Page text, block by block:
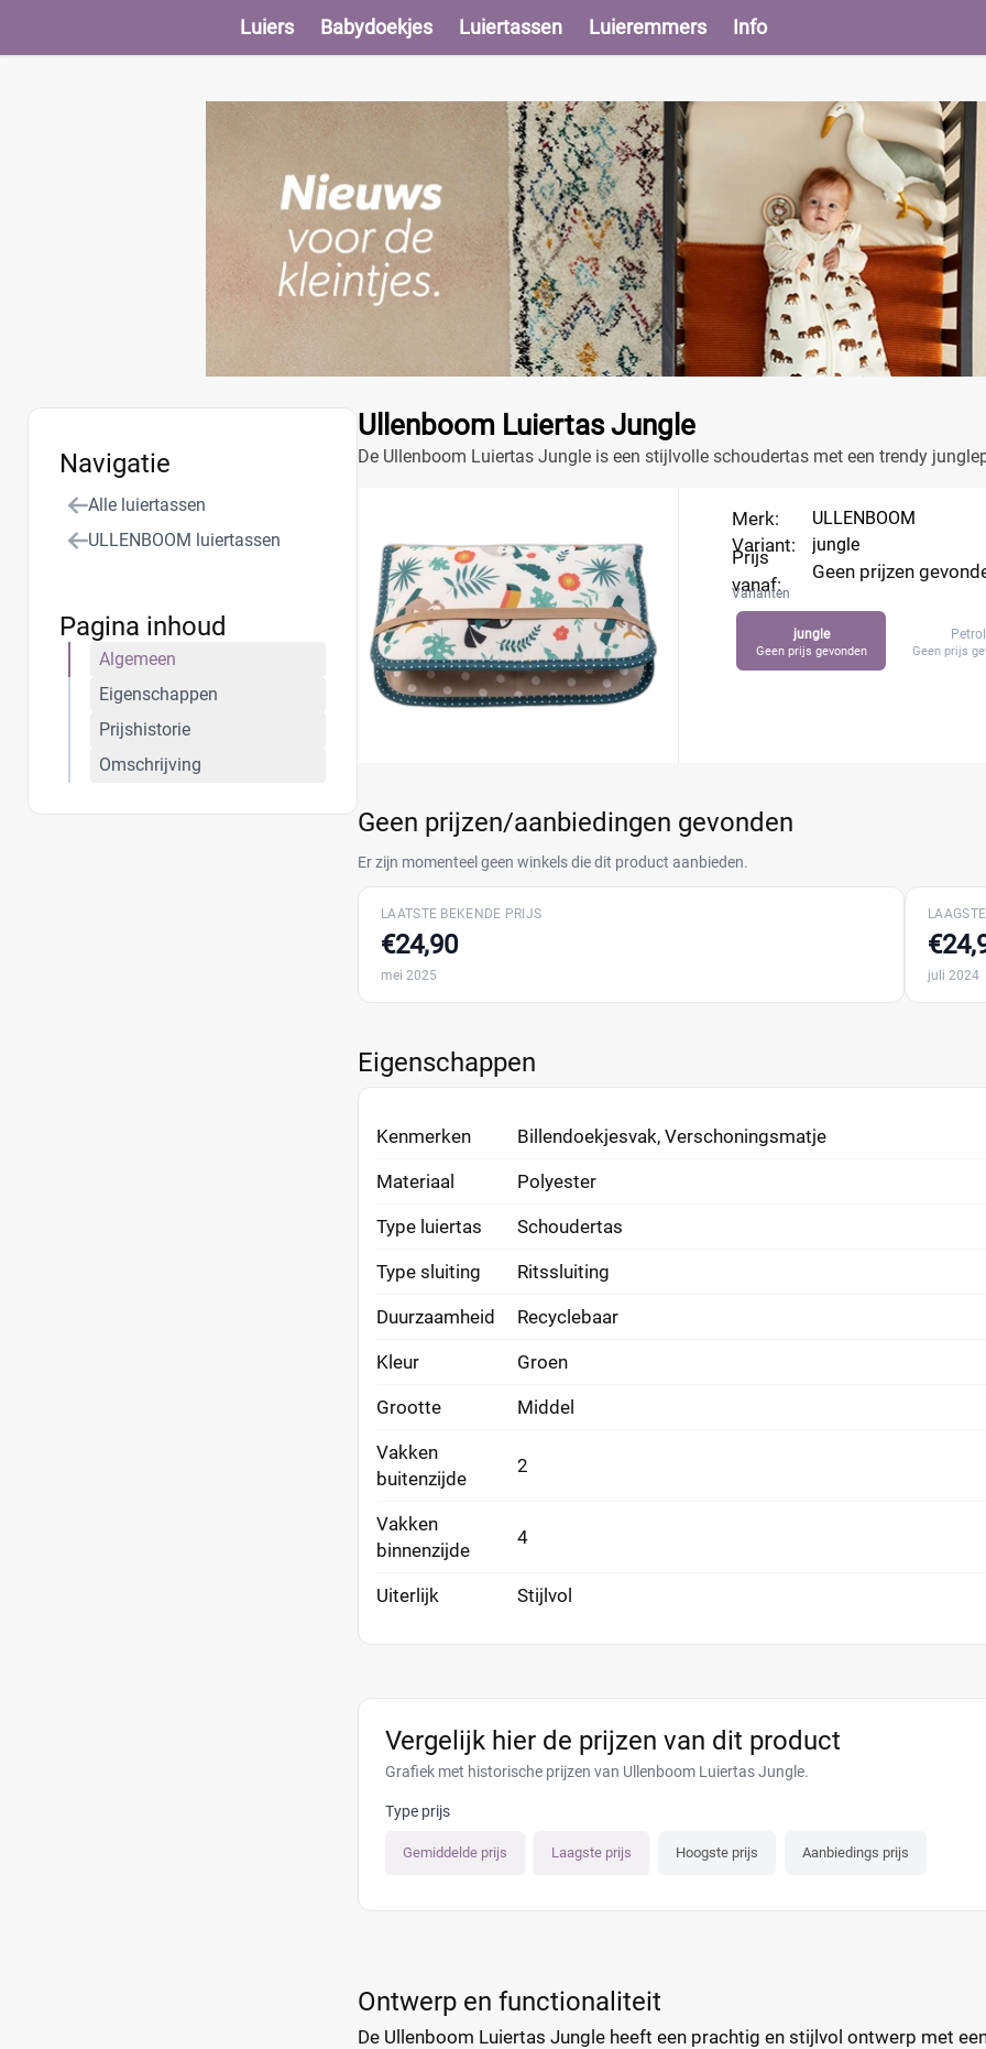
Luiers Babydoekjes Luiertassen Luieremmers Info
Ullenboom Luiertas Jungle
De Ullenboom Luiertas Jungle is een stijlvolle schoudertas met een trendy
Merk:
Variant:
Prijs
vanaf:
ULLENBOOM
jungle
Geen prijzen
Varianten
jungle
Geen prijs gevonden
Petrol
Geen prijs
Geen prijzen/aanbiedingen gevonden
Er zijn momenteel geen winkels die dit product aanbieden.
LAATSTE BEKENDE PRIJS
€24,90
mei 2025 juli 2024
Eigenschappen
Kenmerken Billendoekjesvak, Verschoningsmatje
Materiaal Polyester
Type luiertas Schoudertas
Type sluiting Ritssluiting
Duurzaamheid Recyclebaar
Kleur Groen
Grootte Middel
Vakken
buitenzijde
2
Vakken
binnenzijde
4
Uiterlijk Stijlvol
Vergelijk hier de prijzen van dit product
Grafiek met historische prijzen van Ullenboom Luiertas Jungle.
Type prijs
Gemiddelde prijs Laagste prijs Hoogste prijs Aanbiedings prijs
Ontwerp en functionaliteit
De Ullenboom Luiertas Jungle heeft een prachtig en stijlvol ontwerp met
Navigatie
Alle luiertassen
ULLENBOOM luiertassen
Pagina inhoud
Algemeen
Eigenschappen
Prijshistorie
Omschrijving